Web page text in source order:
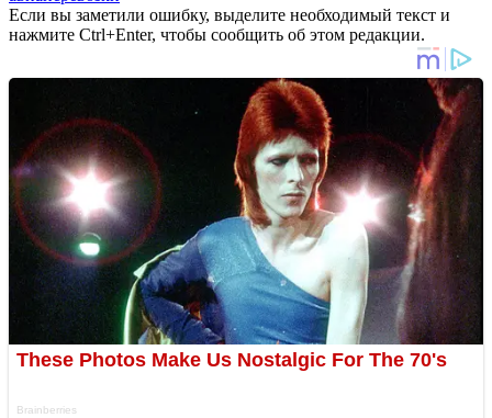
Если вы заметили ошибку, выделите необходимый текст и
нажмите Ctrl+Enter, чтобы сообщить об этом редакции.